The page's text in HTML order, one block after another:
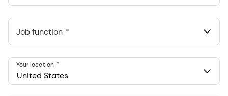
Job function
United States
Your location